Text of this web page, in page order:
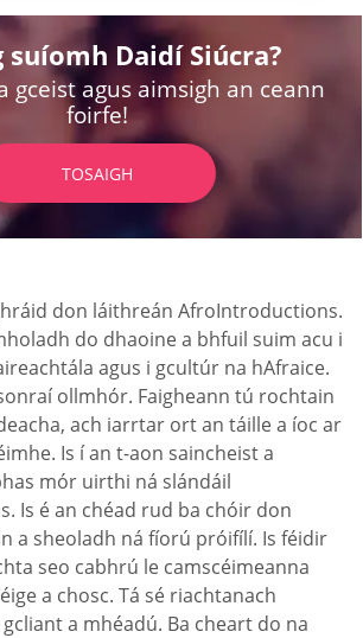
suíomh Daidí Siúcra?
gceist agus aimsigh an ceann
foirfe!
TOSAIGH
don láithreán AfroIntroductions.
do dhaoine a bhfuil suim acu i
agus i gcultúr na hAfraice.
ollmhór. Faigheann tú rochtain
ach iarrtar ort an táille a íoc ar
Is í an t-aon saincheist a
mór uirthi ná slándáil
Is é an chéad rud ba chóir don
a sheoladh ná fíorú próifílí. Is féidir
seo cabhrú le camscéimeanna
a chosc. Tá sé riachtanach
a mhéadú. Ba cheart do na